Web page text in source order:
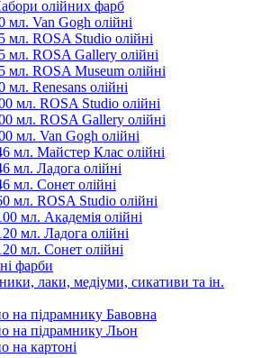
олійних фарб
мл. Van Gogh олійні
мл. ROSA Studio олійні
мл. ROSA Gallery олійні
мл. ROSA Museum олійні
мл. Renesans олійні
мл. ROSA Studio олійні
мл. ROSA Gallery олійні
мл. Van Gogh олійні
мл. Майстер Клас олійні
мл. Ладога олійні
мл. Сонет олійні
мл. ROSA Studio олійні
мл. Академія олійні
мл. Ладога олійні
мл. Сонет олійні
фарби
лаки, медіуми, сикативи та ін.
на підрамнику Бавовна
на підрамнику Льон
на картоні